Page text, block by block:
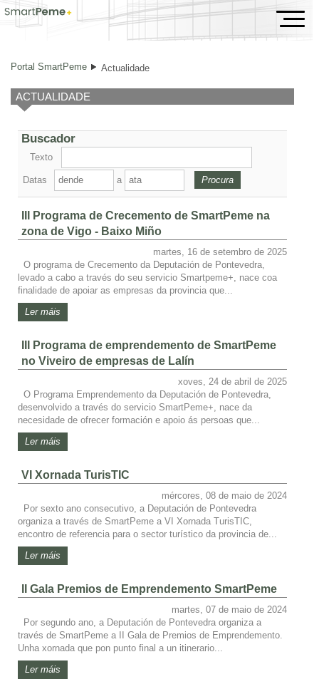
Actualidade
Portal SmartPeme Actualidade
ACTUALIDADE
Buscador
Texto
Datas a
III Programa de Crecemento de SmartPeme na
zona de Vigo - Baixo Miño
martes, 16 de setembro de 2025
O programa de Crecemento da Deputación de Pontevedra,
levado a cabo a través do seu servicio Smartpeme+, nace coa
finalidade de apoiar as empresas da provincia que...
Ler máis
III Programa de emprendemento de SmartPeme
no Viveiro de empresas de Lalín
xoves, 24 de abril de 2025
O Programa Emprendemento da Deputación de Pontevedra,
desenvolvido a través do servicio SmartPeme+, nace da
necesidade de ofrecer formación e apoio ás persoas que...
Ler máis
VI Xornada TurisTIC
mércores, 08 de maio de 2024
Por sexto ano consecutivo, a Deputación de Pontevedra
organiza a través de SmartPeme a VI Xornada TurisTIC,
encontro de referencia para o sector turístico da provincia de...
Ler máis
II Gala Premios de Emprendemento SmartPeme
martes, 07 de maio de 2024
Por segundo ano, a Deputación de Pontevedra organiza a
través de SmartPeme a II Gala de Premios de Emprendemento.
Unha xornada que pon punto final a un itinerario...
Ler máis